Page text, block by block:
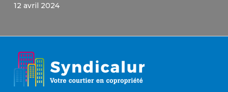
12 avril 2024